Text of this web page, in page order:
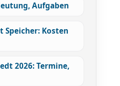
Aufgaben
Speicher: Kosten
2026: Termine,